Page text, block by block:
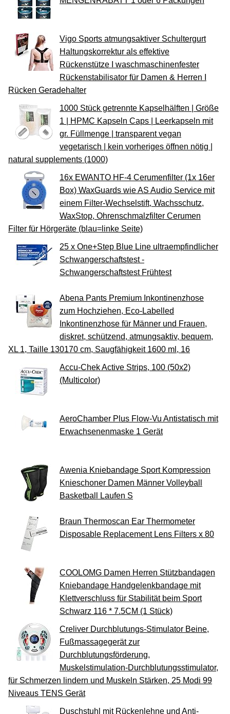
Vigo Sports atmungsaktiver Schultergurt
Haltungskorrektur als effektive
Rückenstütze I waschmaschinenfester
Rückenstabilisator für Damen & Herren I
Rücken Geradehalter
1000 Stück getrennte Kapselhälften | Größe
1 | HPMC Kapseln Caps | Leerkapseln mit
gr. Füllmenge | transparent vegan
vegetarisch | kein vorheriges öffnen nötig |
natural supplements (1000)
16x EWANTO HF-4 Cerumenfilter (1x 16er
Box) WaxGuards wie AS Audio Service mit
einem Filter-Wechselstift, Wachsschutz,
WaxStop, Ohrenschmalzfilter Cerumen
Filter für Hörgeräte (blau=linke Seite)
25 x One+Step Blue Line ultraempfindlicher
Schwangerschaftstest -
Schwangerschaftstest Frühtest
Abena Pants Premium Inkontinenzhose
zum Hochziehen, Eco-Labelled
Inkontinenzhose für Männer und Frauen,
diskret, schützend, atmungsaktiv, bequem,
XL 1, Taille 130170 cm, Saugfähigkeit 1600 ml, 16
Accu-Chek Active Strips, 100 (50x2)
(Multicolor)
AeroChamber Plus Flow-Vu Antistatisch mit
Erwachsenenmaske 1 Gerät
Awenia Kniebandage Sport Kompression
Knieschoner Damen Männer Volleyball
Basketball Laufen S
Braun Thermoscan Ear Thermometer
Disposable Replacement Lens Filters x 80
COOLOMG Damen Herren Stützbandagen
Kniebandage Handgelenkbandage mit
Klettverschluss für Stabilität beim Sport
Schwarz 116 * 7.5CM (1 Stück)
Creliver Durchblutungs-Stimulator Beine,
Fußmassagegerät zur
Durchblutungsförderung,
Muskelstimulation-Durchblutungsstimulator,
für Schmerzen lindern und Muskeln Stärken, 25 Modi 99
Niveaus TENS Gerät
Duschstuhl mit Rückenlehne und Anti-